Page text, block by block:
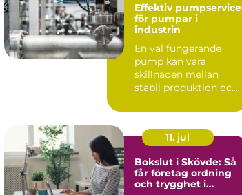
Effektiv pumpservice
för pumpar i
industrin
En väl fungerande
pump kan vara
skillnaden mellan
stabil produktion och
driftstopp. I...
11. jul
Bokslut i Skövde: Så
får företag ordning
och trygghet i